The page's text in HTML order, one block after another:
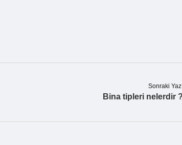
Sonraki
Bina tipleri nelerdir